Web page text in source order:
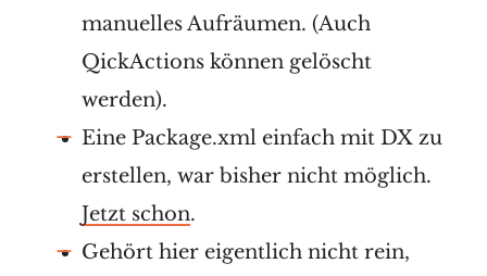
manuelles Aufräumen. (Auch
QickActions können gelöscht
werden).
Eine Package.xml einfach mit DX zu
erstellen, war bisher nicht möglich.
Jetzt schon.
Gehört hier eigentlich nicht rein,